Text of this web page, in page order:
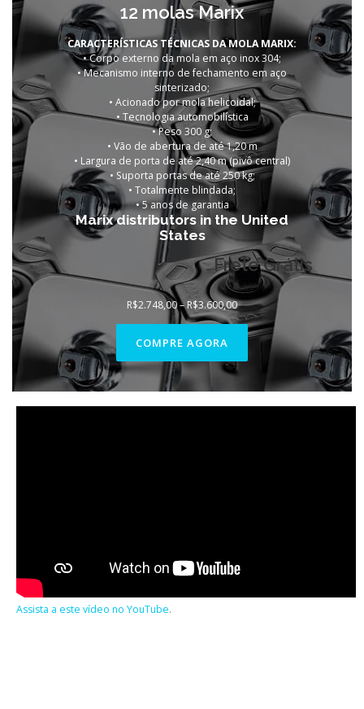
12 molas Marix
CARACTERÍSTICAS TÉCNICAS DA MOLA MARIX:
• Corpo externo da mola em aço inox 304;
• Mecanismo interno de fechamento em aço
sinterizado;
• Acionado por mola helicoidal;
• Tecnologia automobilística
• Peso 300 g;
• Vão de abertura de até 1,20 m
• Largura de porta de até 2,40 m (pivô central)
• Suporta portas de até 250 kg;
• Totalmente blindada;
• 5 anos de garantia
Marix distributors in the United
States
Frete Grátis
R$2.748,00–R$3.600,00Faixa
de
preço:
R$2.748,00
R$3.600,00
COMPRE AGORA
Assista a este vídeo no YouTube.